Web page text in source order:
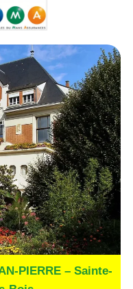
PIERRE – Sainte-